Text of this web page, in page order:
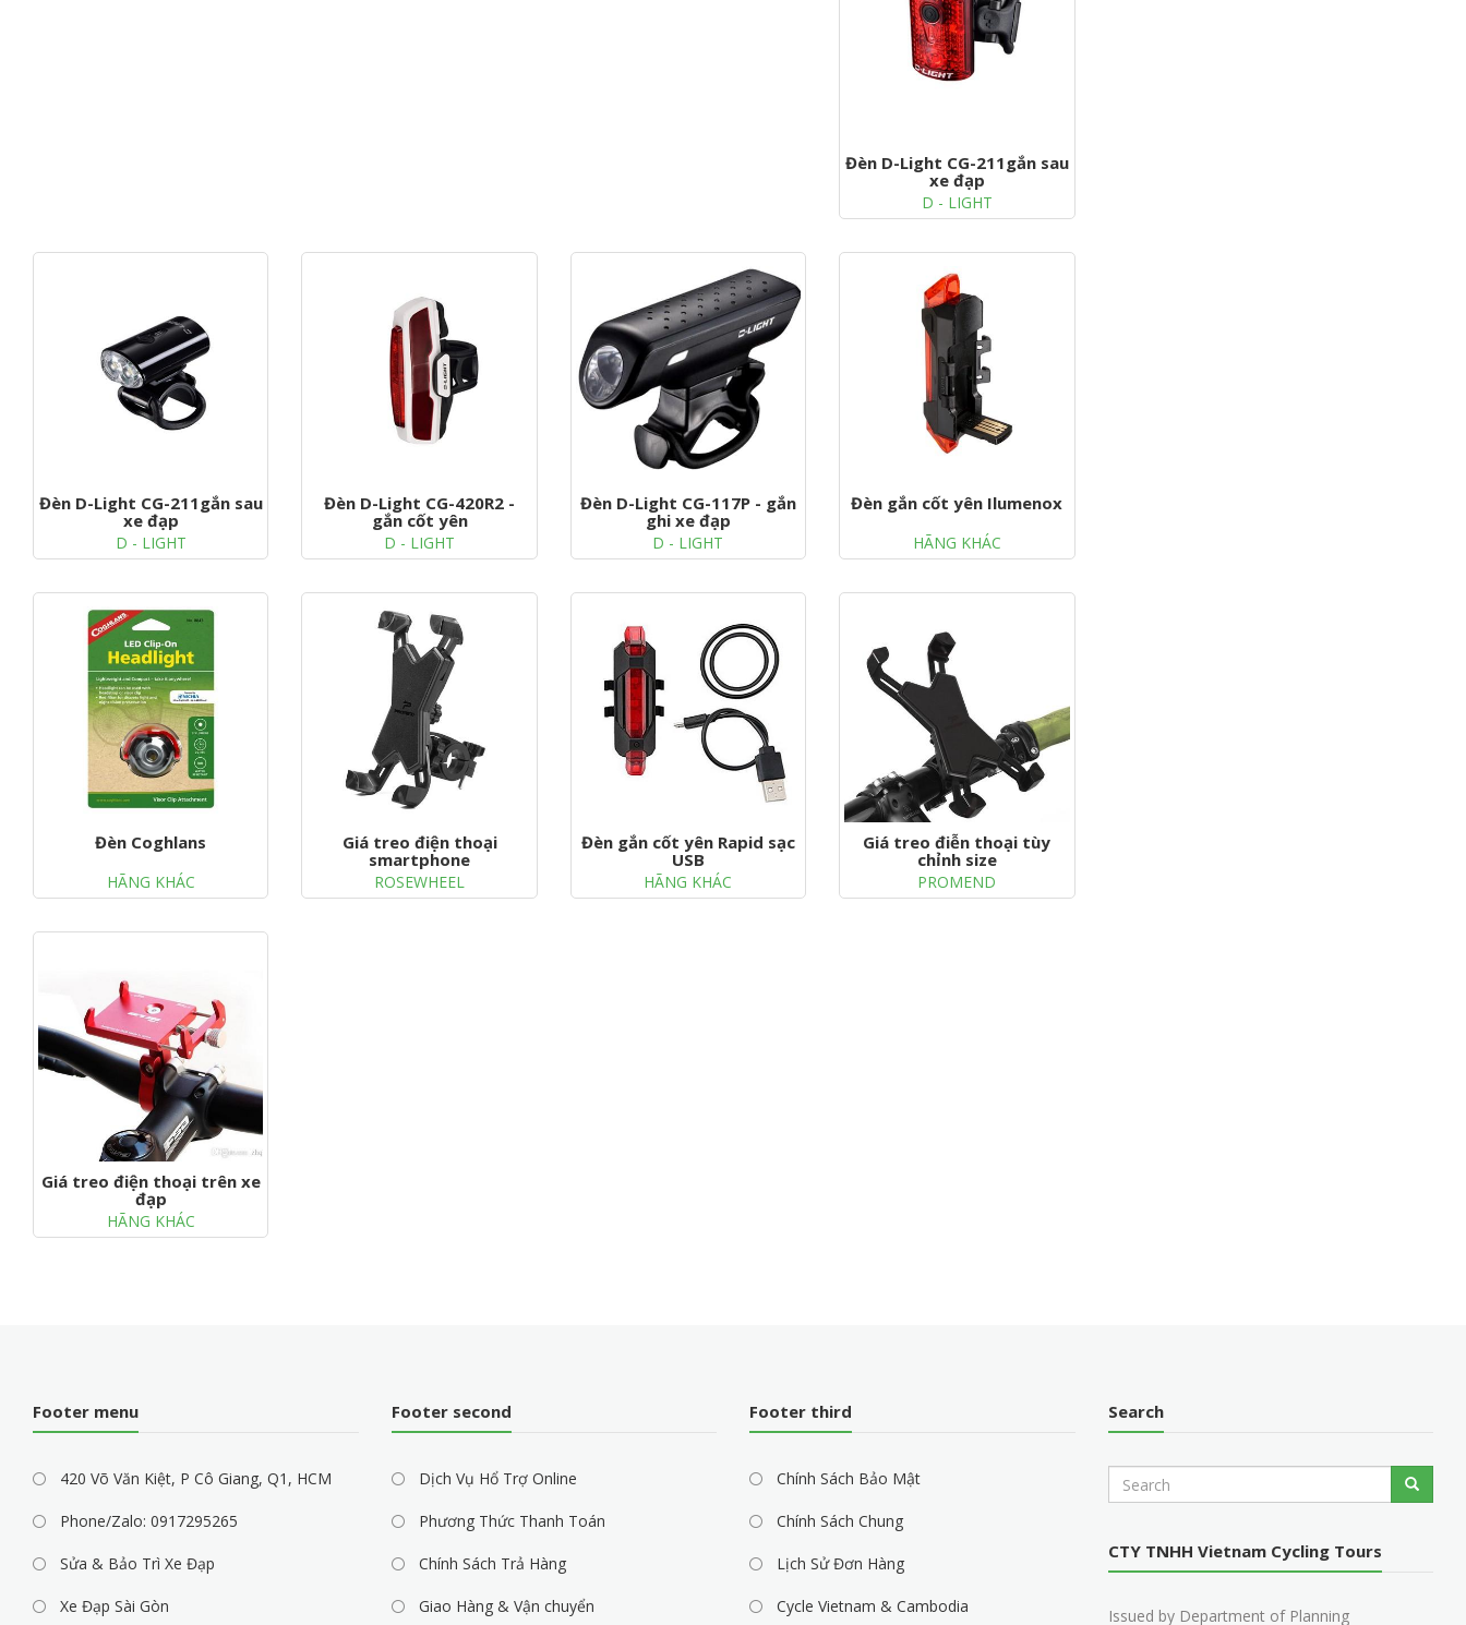
Đèn D-Light CG-211gắn sau
xe đạp
D - LIGHT
Đèn D-Light CG-211gắn sau
xe đạp
D - LIGHT
Đèn D-Light CG-420R2 -
gắn cốt yên
D - LIGHT
Đèn D-Light CG-117P - gắn
ghi xe đạp
D - LIGHT
Đèn gắn cốt yên Ilumenox
HÃNG KHÁC
Đèn Coghlans
HÃNG KHÁC
Giá treo điện thoại
smartphone
ROSEWHEEL
Đèn gắn cốt yên Rapid sạc
USB
HÃNG KHÁC
Giá treo điễn thoại tùy
chỉnh size
PROMEND
Giá treo điện thoại trên xe
đạp
HÃNG KHÁC
Footer menu
420 Võ Văn Kiệt, P Cô Giang, Q1, HCM
Phone/Zalo: 0917295265
Sửa & Bảo Trì Xe Đạp
Xe Đạp Sài Gòn
Footer second
Dịch Vụ Hổ Trợ Online
Phương Thức Thanh Toán
Chính Sách Trả Hàng
Giao Hàng & Vận chuyển
Footer third
Chính Sách Bảo Mật
Chính Sách Chung
Lịch Sử Đơn Hàng
Cycle Vietnam & Cambodia
Search
e
c
Search
CTY TNHH Vietnam Cycling Tours
Issued by Department of Planning